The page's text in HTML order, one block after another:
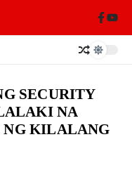
SECURITY
NA
KILALANG